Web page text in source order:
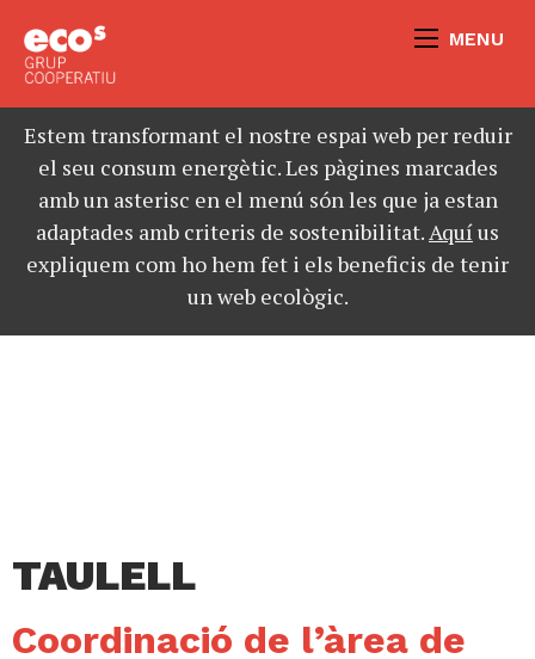
MENU
Estem transformant el nostre espai web per reduir
el seu consum energètic. Les pàgines marcades
amb un asterisc en el menú són les que ja estan
adaptades amb criteris de sostenibilitat.Aquíus
expliquem com ho hem fet i els beneficis de tenir
un web ecològic.
TAULELL
Coordinació de l’àrea de